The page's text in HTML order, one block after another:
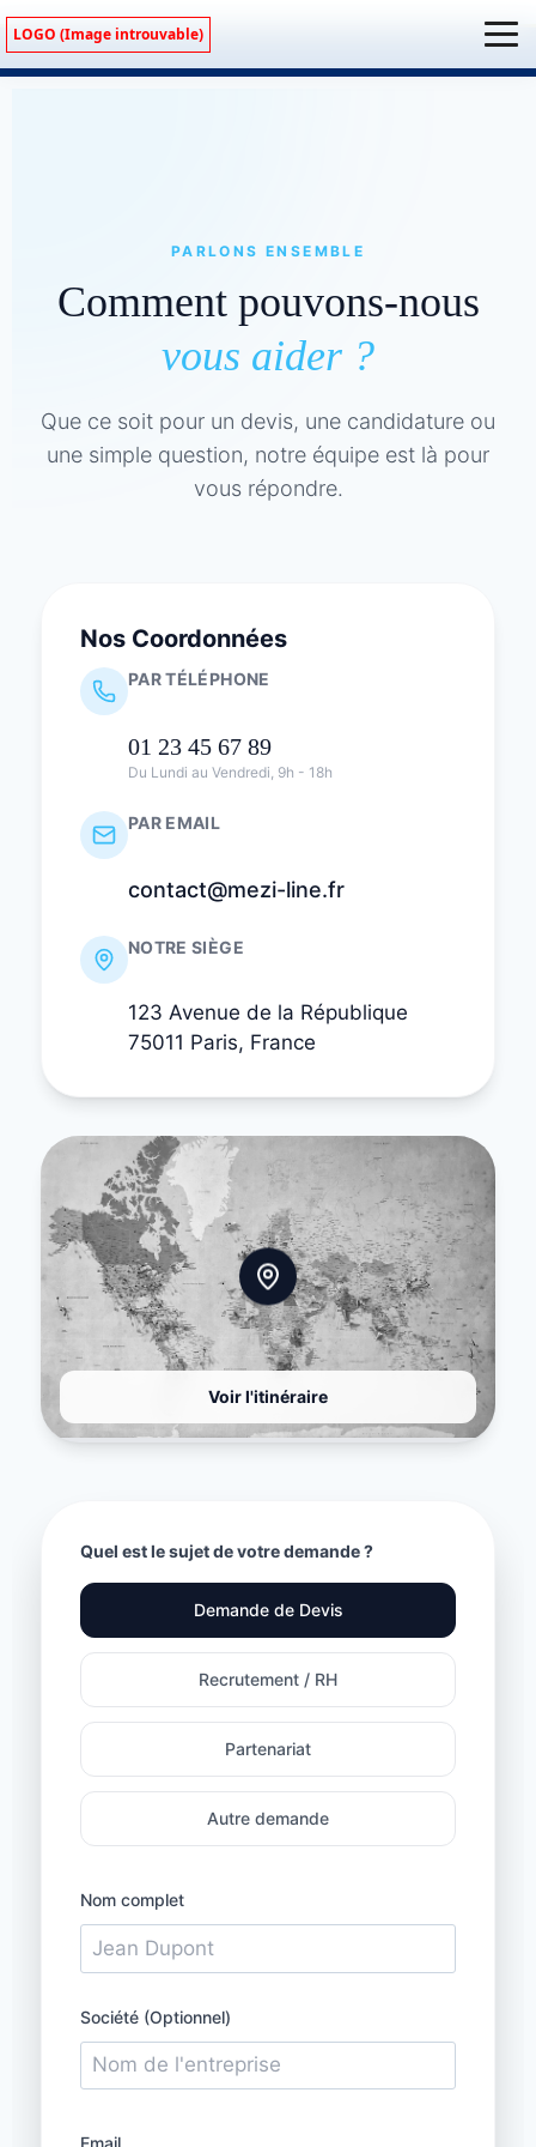
LOGO (Image introuvable)
PARLONS ENSEMBLE
Comment pouvons-nous
vous aider ?
Que ce soit pour un devis, une candidature ou
une simple question, notre équipe est là pour
vous répondre.
Nos Coordonnées
PAR TÉLÉPHONE
01 23 45 67 89
Du Lundi au Vendredi, 9h - 18h
PAR EMAIL
contact@mezi-line.fr
NOTRE SIÈGE
123 Avenue de la République
75011 Paris, France
Voir l'itinéraire
Quel est le sujet de votre demande ?
Demande de Devis
Recrutement / RH
Partenariat
Autre demande
Nom complet
Société (Optionnel)